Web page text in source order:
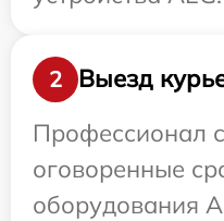
2
Выезд
Профессионал
оговоренные
оборудования